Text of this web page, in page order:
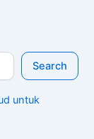
Search
untuk